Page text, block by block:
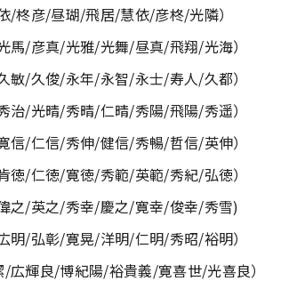
/柊彦/昼瑚/飛居/慧依/彦柊/光隣）
馬/彦真/光雅/光舞/昼真/飛翔/光海）
敏/久俊/永年/永智/永士/寿人/久都）
治/光晴/秀晴/仁晴/秀陽/飛陽/秀遥）
信/仁信/秀伸/健信/秀暢/哲信/英伸）
徳/仁徳/寛徳/秀範/英範/秀紀/弘徳）
之/英之/秀幸/慶之/寛幸/俊幸/秀雪)
明/弘彰/寛晃/洋明/仁明/秀昭/裕明）
広輝良/博紀陽/裕貴義/寛喜世/光喜良）